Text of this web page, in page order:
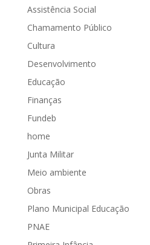
Assistência Social
Chamamento Público
Cultura
Desenvolvimento
Educação
Finanças
Fundeb
home
Junta Militar
Meio ambiente
Obras
Plano Municipal Educação
PNAE